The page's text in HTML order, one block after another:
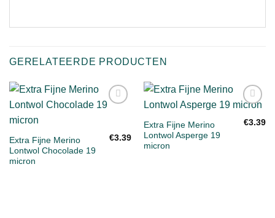
GERELATEERDE PRODUCTEN
Extra Fijne Merino
Lontwol Chocolade 19
micron
€3.39
aan
Extra Fijne Merino
Lontwol Asperge 19
micron
€3.39